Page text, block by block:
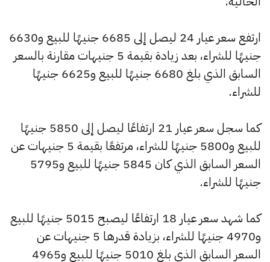
ارتفع سعر عيار 24 ليصل إلى 6685 جنيهًا للبيع و6630
جنيهًا للشراء، بعد زيادة بقيمة 5 جنيهات مقارنة بالسعر
السابق الذي بلغ 6680 جنيهًا للبيع و6625 جنيهًا
للشراء.
كما سجل سعر عيار 21 ارتفاعًا ليصل إلى 5850 جنيهًا
للبيع و5800 جنيهًا للشراء، مرتفعًا بقيمة 5 جنيهات عن
السعر السابق الذي كان 5845 جنيهًا للبيع و5795
جنيهًا للشراء.
كما شهد سعر عيار 18 ارتفاعًا ليصبح 5015 جنيهًا للبيع
و4970 جنيهًا للشراء، بزيادة قدرها 5 جنيهات عن
السعر السابق الذي بلغ 5010 جنيهًا للبيع و4965